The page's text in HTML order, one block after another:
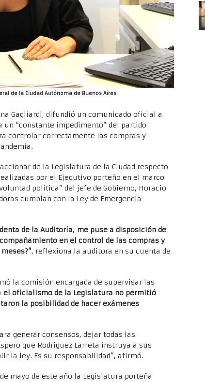
de la Ciudad Autónoma de Buenos Aires
Gagliardi, difundió un comunicado oficial a
un “constante impedimento” del partido
controlar correctamente las compras y
de la Legislatura de la Ciudad respecto
por el Ejecutivo porteño en el marco
política” del jefe de Gobierno, Horacio
cumplan con la Ley de Emergencia
de la Auditoría, me puse a disposición de
en el control de las compras y
, reflexiona la auditora en su cuenta de
la comisión encargada de supervisar las
el oficialismo de la Legislatura no permitió
la posibilidad de hacer exámenes
generar consensos, dejar todas las
que Rodríguez Larreta instruya a sus
la ley. Es su responsabilidad”, afirmó.
mayo de este año la Legislatura porteña